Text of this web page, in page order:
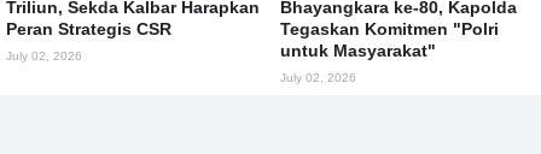
Triliun, Sekda Kalbar Harapkan
Peran Strategis CSR
July 02, 2026
Bhayangkara ke-80, Kapolda
Tegaskan Komitmen "Polri
untuk Masyarakat"
July 02, 2026